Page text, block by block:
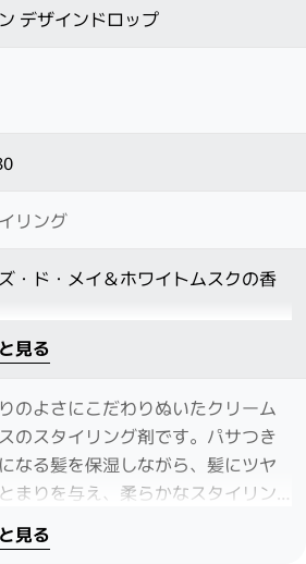
デザインドロップ
リング
・ド・メイ＆ホワイトムスクの香
見る
のよさにこだわりぬいたクリーム
のスタイリング剤です。パサつき
なる髪を保湿しながら、髪にツヤ
まりを与え、柔らかなスタイリン
えます。手がベタつきにくい使用
ャンプーでスルっと落とせます。
見る